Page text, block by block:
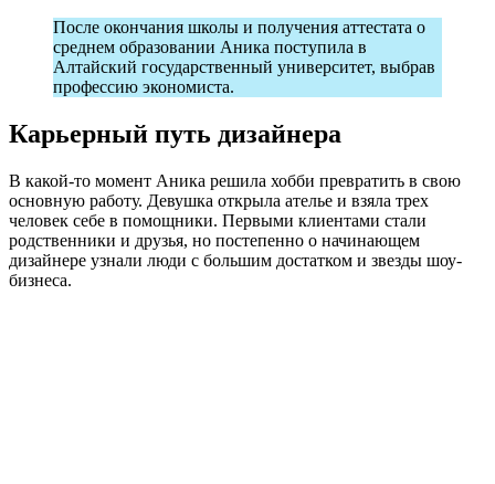
После окончания школы и получения аттестата о
среднем образовании Аника поступила в
Алтайский государственный университет, выбрав
профессию экономиста.
Карьерный путь дизайнера
В какой-то момент Аника решила хобби превратить в свою
основную работу. Девушка открыла ателье и взяла трех
человек себе в помощники. Первыми клиентами стали
родственники и друзья, но постепенно о начинающем
дизайнере узнали люди с большим достатком и звезды шоу-
бизнеса.